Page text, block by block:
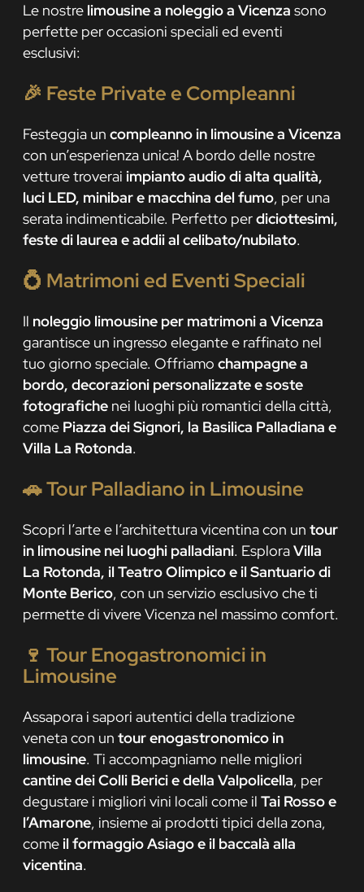
Le nostre limousine a noleggio a Vicenza sono
perfette per occasioni speciali ed eventi
esclusivi:
🎉 Feste Private e Compleanni
Festeggia un compleanno in limousine a Vicenza
con un’esperienza unica! A bordo delle nostre
vetture troverai impianto audio di alta qualità,
luci LED, minibar e macchina del fumo, per una
serata indimenticabile. Perfetto perdiciottesimi,
feste di laurea e addii al celibato/nubilato.
💍 Matrimoni ed Eventi Speciali
Il noleggio limousine per matrimoni a Vicenza
garantisce un ingresso elegante e raffinato nel
tuo giorno speciale. Offriamo champagne a
bordo, decorazioni personalizzate e soste
fotografiche nei luoghi più romantici della città,
come Piazza dei Signori, la Basilica Palladiana e
Villa La Rotonda.
🚗Tour Palladiano in Limousine
Scopri l’arte e l’architettura vicentina con un tour
in limousine nei luoghi palladiani. EsploraVilla
La Rotonda, il Teatro Olimpico e il Santuario di
Monte Berico, con un servizio esclusivo che ti
permette di vivere Vicenza nel massimo comfort.
🍷 Tour Enogastronomici in
Limousine
Assapora i sapori autentici della tradizione
veneta con un tour enogastronomico in
limousine. Ti accompagniamo nelle migliori
cantine dei Colli Berici e della Valpolicella, per
degustare i migliori vini locali come il Tai Rosso e
l’Amarone, insieme ai prodotti tipici della zona,
come il formaggio Asiago e il baccalà alla
vicentina.